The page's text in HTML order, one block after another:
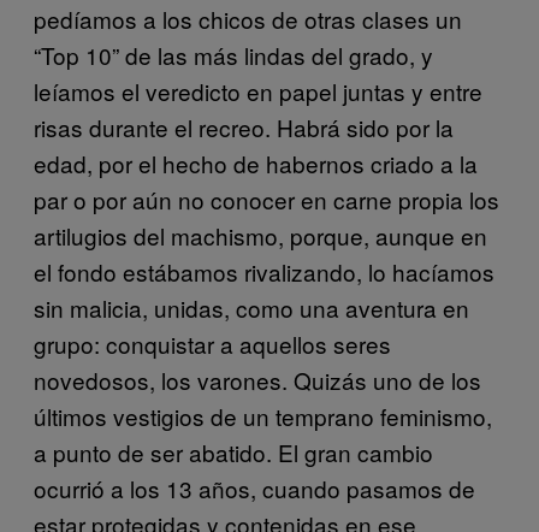
pedíamos a los chicos de otras clases un
“Top 10” de las más lindas del grado, y
leíamos el veredicto en papel juntas y entre
risas durante el recreo. Habrá sido por la
edad, por el hecho de habernos criado a la
par o por aún no conocer en carne propia los
artilugios del machismo, porque, aunque en
el fondo estábamos rivalizando, lo hacíamos
sin malicia, unidas, como una aventura en
grupo: conquistar a aquellos seres
novedosos, los varones. Quizás uno de los
últimos vestigios de un temprano feminismo,
a punto de ser abatido. El gran cambio
ocurrió a los 13 años, cuando pasamos de
estar protegidas y contenidas en ese